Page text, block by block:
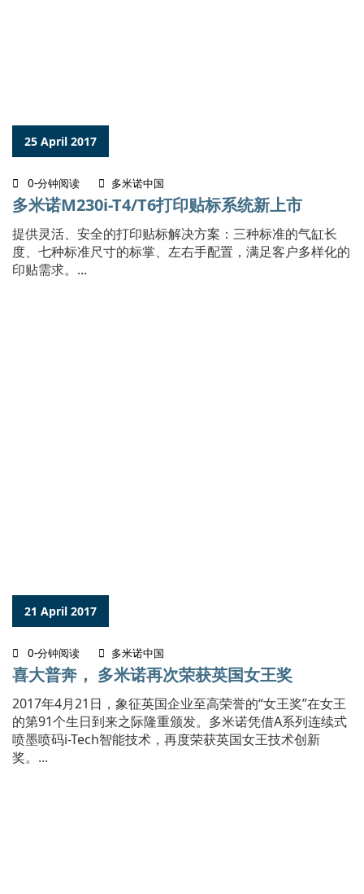
25 April 2017
0-分钟阅读 多米诺中国
多米诺M230i-T4/T6打印贴标系统新上市
提供灵活、安全的打印贴标解决方案：三种标准的气缸长
度、七种标准尺寸的标掌、左右手配置，满足客户多样化的
印贴需求。...
21 April 2017
0-分钟阅读 多米诺中国
喜大普奔， 多米诺再次荣获英国女王奖
2017年4月21日，象征英国企业至高荣誉的“女王奖”在女王
的第91个生日到来之际隆重颁发。多米诺凭借A系列连续式
喷墨喷码i-Tech智能技术，再度荣获英国女王技术创新
奖。...